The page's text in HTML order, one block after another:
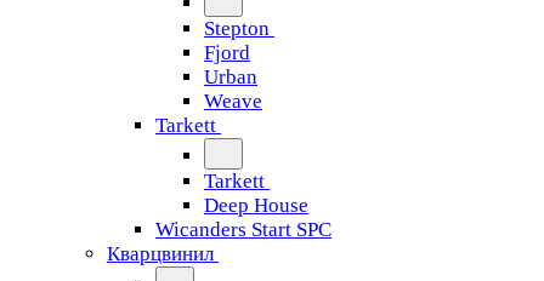
Stepton
Fjord
Urban
Weave
Tarkett
Tarkett
Deep House
Wicanders Start SPC
Кварцвинил